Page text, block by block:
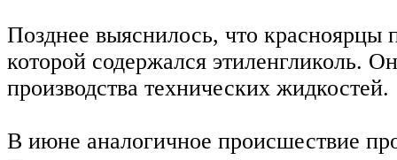
Позднее выяснилось, что красноярцы
которой содержался этиленгликоль.
производства технических жидкостей.
В июне аналогичное происшествие